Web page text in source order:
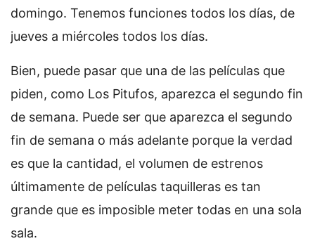
domingo. Tenemos funciones todos los días, de
jueves a miércoles todos los días.
Bien, puede pasar que una de las películas que
piden, como Los Pitufos, aparezca el segundo fin
de semana. Puede ser que aparezca el segundo
fin de semana o más adelante porque la verdad
es que la cantidad, el volumen de estrenos
últimamente de películas taquilleras es tan
grande que es imposible meter todas en una sola
sala.